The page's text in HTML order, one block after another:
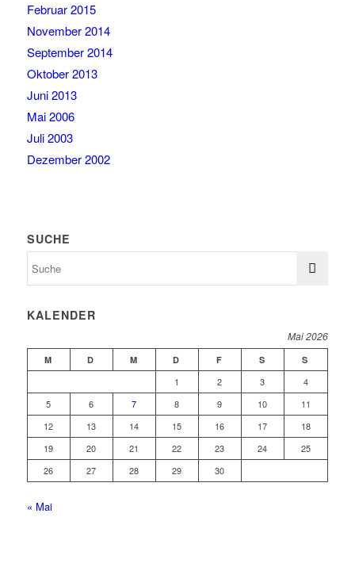
Februar 2015
November 2014
September 2014
Oktober 2013
Juni 2013
Mai 2006
Juli 2003
Dezember 2002
SUCHE
KALENDER
Mai 2026
M D M D F S S
1 2 3
4
5
6 7 8 9 10
11
12
13 14 15 16 17
18
19
20 21 22 23 24
25
26
27 28 29 30
« Mai